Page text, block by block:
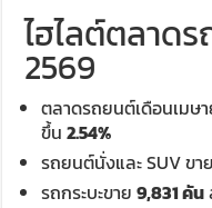
ไฮไลต์ตลาด
2569
ตลาดรถยนต์เดือนเมษ
ขึ้น2.54%
รถยนต์นั่งและ SUV ข
รถกระบะขาย9,831 คัน